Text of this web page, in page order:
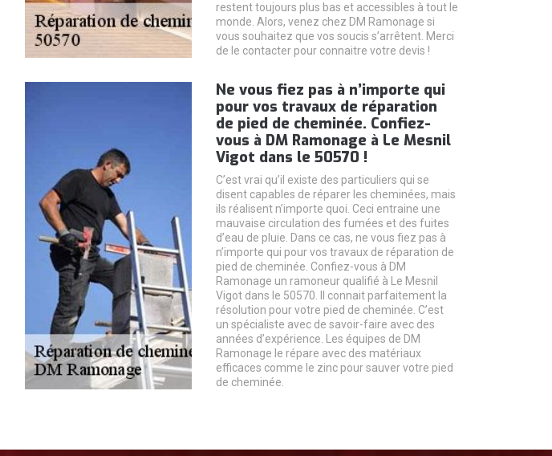
restent toujours plus bas et accessibles à tout le
monde. Alors, venez chez DM Ramonage si
vous souhaitez que vos soucis s’arrêtent. Merci
de le contacter pour connaitre votre devis !
Ne vous fiez pas à n’importe qui
pour vos travaux de réparation
de pied de cheminée. Confiez-
vous à DM Ramonage à Le Mesnil
Vigot dans le 50570 !
C’est vrai qu’il existe des particuliers qui se
disent capables de réparer les cheminées, mais
ils réalisent n’importe quoi. Ceci entraine une
mauvaise circulation des fumées et des fuites
d’eau de pluie. Dans ce cas, ne vous fiez pas à
n’importe qui pour vos travaux de réparation de
pied de cheminée. Confiez-vous à DM
Ramonage un ramoneur qualifié à Le Mesnil
Vigot dans le 50570. Il connait parfaitement la
résolution pour votre pied de cheminée. C’est
un spécialiste avec de savoir-faire avec des
années d’expérience. Les équipes de DM
Ramonage le répare avec des matériaux
efficaces comme le zinc pour sauver votre pied
de cheminée.